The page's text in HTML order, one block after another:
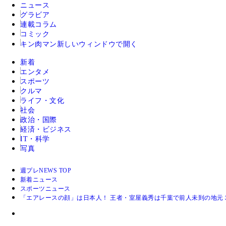
ニュース
グラビア
連載コラム
コミック
キン肉マン 新しいウィンドウで開く
新着
エンタメ
スポーツ
クルマ
ライフ・文化
社会
政治・国際
経済・ビジネス
IT・科学
写真
週プレNEWS TOP
新着ニュース
スポーツニュース
「エアレースの顔」は日本人！ 王者・室屋義秀は千葉で前人未到の地元